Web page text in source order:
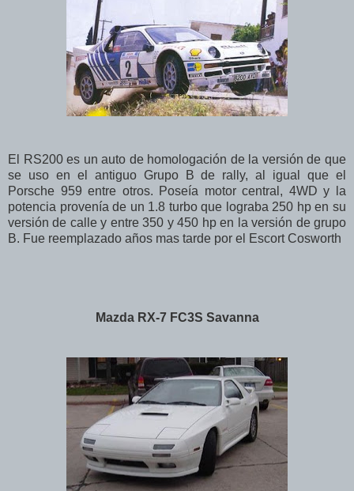
El RS200 es un auto de homologación de la versión de que
se uso en el antiguo Grupo B de rally, al igual que el
Porsche 959 entre otros. Poseía motor central, 4WD y la
potencia provenía de un 1.8 turbo que lograba 250 hp en su
versión de calle y entre 350 y 450 hp en la versión de grupo
B. Fue reemplazado años mas tarde por el Escort Cosworth
Mazda RX-7 FC3S Savanna